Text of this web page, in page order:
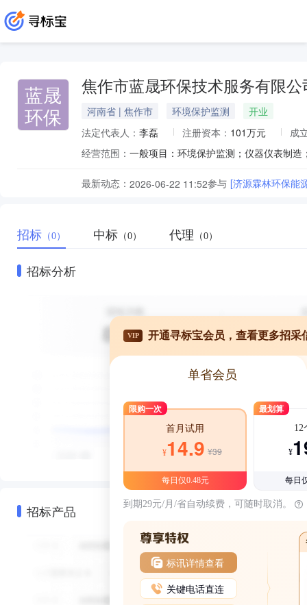
蓝晟
环保
焦作市蓝晟环保技术服务有限公
河南省 | 焦作市 环境保护监测
开业
法定代表人： 李磊 注册资本： 101万元
成
经营范围：
最新动态： 2026-06-22 11:52参与 [济源霖林环保能
招标 （0） 中标 （0） 代理 （0）
招标分析
招标产品
VIP 开通寻标宝会员，查看更多招采
单省会员
限购一次
首月试用
¥14.9 ¥39
每日仅0.48元
最划算
12
¥
每日
到期29元/月/省自动续费，可随时取消。
标讯详情查看
关键电话直连